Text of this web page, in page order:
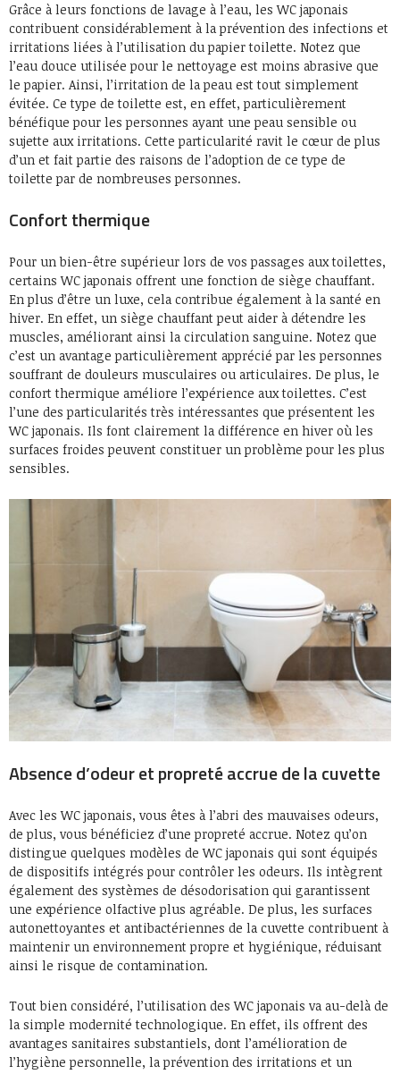
Grâce à leurs fonctions de lavage à l’eau, les WC japonais
contribuent considérablement à la prévention des infections et
irritations liées à l’utilisation du papier toilette. Notez que
l’eau douce utilisée pour le nettoyage est moins abrasive que
le papier. Ainsi, l’irritation de la peau est tout simplement
évitée. Ce type de toilette est, en effet, particulièrement
bénéfique pour les personnes ayant une peau sensible ou
sujette aux irritations. Cette particularité ravit le cœur de plus
d’un et fait partie des raisons de l’adoption de ce type de
toilette par de nombreuses personnes.
Confort thermique
Pour un bien-être supérieur lors de vos passages aux toilettes,
certains WC japonais offrent une fonction de siège chauffant.
En plus d’être un luxe, cela contribue également à la santé en
hiver. En effet, un siège chauffant peut aider à détendre les
muscles, améliorant ainsi la circulation sanguine. Notez que
c’est un avantage particulièrement apprécié par les personnes
souffrant de douleurs musculaires ou articulaires. De plus, le
confort thermique améliore l’expérience aux toilettes. C’est
l’une des particularités très intéressantes que présentent les
WC japonais. Ils font clairement la différence en hiver où les
surfaces froides peuvent constituer un problème pour les plus
sensibles.
Absence d’odeur et propreté accrue de la cuvette
Avec les WC japonais, vous êtes à l’abri des mauvaises odeurs,
de plus, vous bénéficiez d’une propreté accrue. Notez qu’on
distingue quelques modèles de WC japonais qui sont équipés
de dispositifs intégrés pour contrôler les odeurs. Ils intègrent
également des systèmes de désodorisation qui garantissent
une expérience olfactive plus agréable. De plus, les surfaces
autonettoyantes et antibactériennes de la cuvette contribuent à
maintenir un environnement propre et hygiénique, réduisant
ainsi le risque de contamination.
Tout bien considéré, l’utilisation des WC japonais va au-delà de
la simple modernité technologique. En effet, ils offrent des
avantages sanitaires substantiels, dont l’amélioration de
l’hygiène personnelle, la prévention des irritations et un